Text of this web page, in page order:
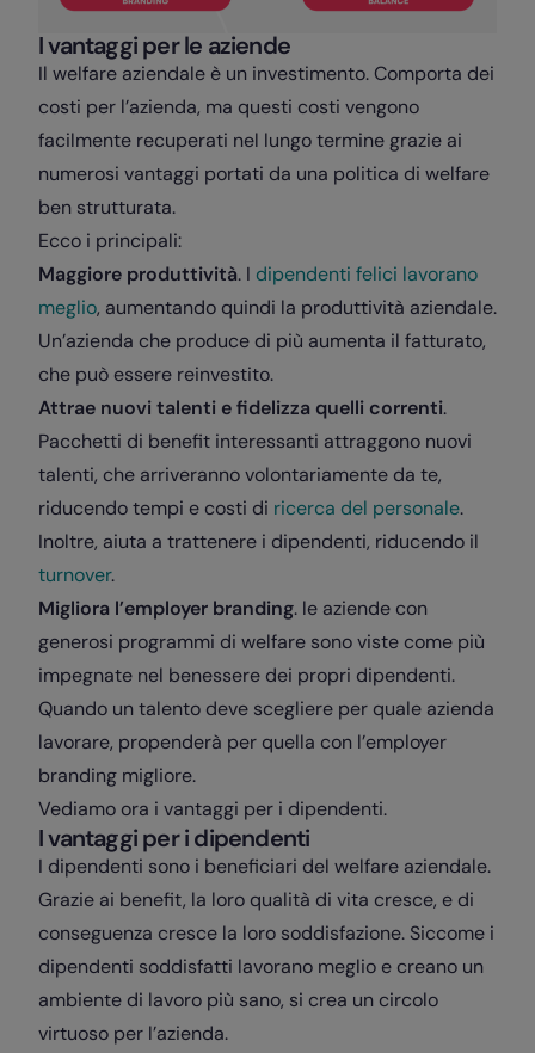
I vantaggi per le aziende
Il welfare aziendale è un investimento. Comporta dei
costi per l’azienda, ma questi costi vengono
facilmente recuperati nel lungo termine grazie ai
numerosi vantaggi portati da una politica di welfare
ben strutturata.
Ecco i principali:
Maggiore produttività. I dipendenti felici lavorano
meglio, aumentando quindi la produttività aziendale.
Un’azienda che produce di più aumenta il fatturato,
che può essere reinvestito.
Attrae nuovi talenti e fidelizza quelli correnti.
Pacchetti di benefit interessanti attraggono nuovi
talenti, che arriveranno volontariamente da te,
riducendo tempi e costi di ricerca del personale.
Inoltre, aiuta a trattenere i dipendenti, riducendo il
turnover.
Migliora l’employer branding. le aziende con
generosi programmi di welfare sono viste come più
impegnate nel benessere dei propri dipendenti.
Quando un talento deve scegliere per quale azienda
lavorare, propenderà per quella con l’employer
branding migliore.
Vediamo ora i vantaggi per i dipendenti.
I vantaggi per i dipendenti
I dipendenti sono i beneficiari del welfare aziendale.
Grazie ai benefit, la loro qualità di vita cresce, e di
conseguenza cresce la loro soddisfazione. Siccome i
dipendenti soddisfatti lavorano meglio e creano un
ambiente di lavoro più sano, si crea un circolo
virtuoso per l’azienda.